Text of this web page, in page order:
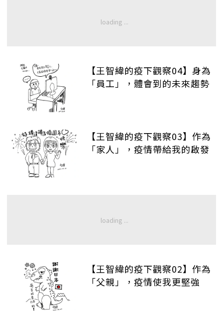
【王智緯的疫下觀察04】身為
「員工」，體會到的未來趨勢
【王智緯的疫下觀察03】作為
「家人」，疫情帶給我的啟發
【王智緯的疫下觀察02】作為
「父親」，疫情使我更堅強